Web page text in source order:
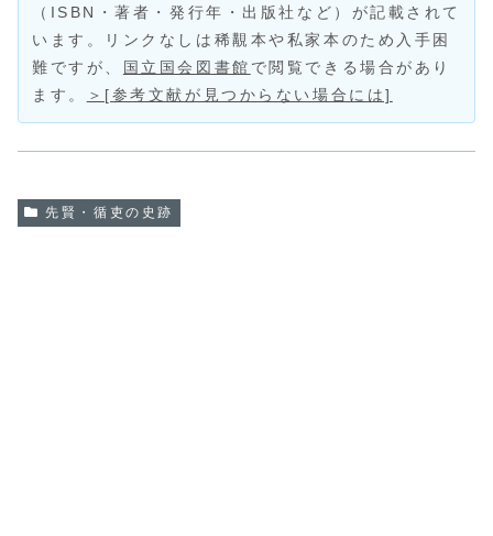
（ISBN・著者・発行年・出版社など）が記載されて
います。リンクなしは稀覯本や私家本のため入手困
難ですが、
国立国会図書館 で閲覧できる場合があり
ます。
＞[参考文献が見つからない場合には]
先賢・循吏の史跡